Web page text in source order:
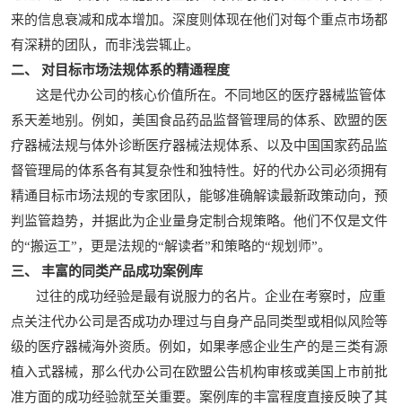
来的信息衰减和成本增加。深度则体现在他们对每个重点市场都
有深耕的团队，而非浅尝辄止。
二、 对目标市场法规体系的精通程度
这是代办公司的核心价值所在。不同地区的医疗器械监管体
系天差地别。例如，美国食品药品监督管理局的体系、欧盟的医
疗器械法规与体外诊断医疗器械法规体系、以及中国国家药品监
督管理局的体系各有其复杂性和独特性。好的代办公司必须拥有
精通目标市场法规的专家团队，能够准确解读最新政策动向，预
判监管趋势，并据此为企业量身定制合规策略。他们不仅是文件
的“搬运工”，更是法规的“解读者”和策略的“规划师”。
三、 丰富的同类产品成功案例库
过往的成功经验是最有说服力的名片。企业在考察时，应重
点关注代办公司是否成功办理过与自身产品同类型或相似风险等
级的医疗器械海外资质。例如，如果孝感企业生产的是三类有源
植入式器械，那么代办公司在欧盟公告机构审核或美国上市前批
准方面的成功经验就至关重要。案例库的丰富程度直接反映了其